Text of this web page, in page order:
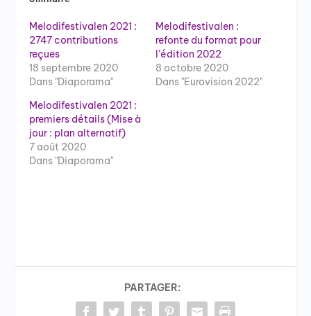
Melodifestivalen 2021 :
2747 contributions
reçues
18 septembre 2020
Dans "Diaporama"
Melodifestivalen :
refonte du format pour
l’édition 2022
8 octobre 2020
Dans "Eurovision 2022"
Melodifestivalen 2021 :
premiers détails (Mise à
jour : plan alternatif)
7 août 2020
Dans "Diaporama"
PARTAGER: